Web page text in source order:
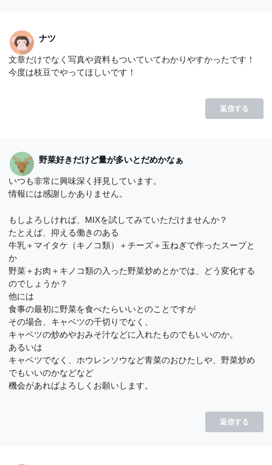
ナツ
文章だけでなく写真や資料もついていてわかりやすかったです！
今度は枝豆でやってほしいです！
返信する
野菜好きだけど量が多いとだめかなぁ
いつも非常に興味深く拝見しています。
情報には感謝しかありません。
もしよろしければ、MIXを試してみていただけませんか？
たとえば、抑える働きのある
牛乳＋マイタケ（キノコ類）＋チーズ＋玉ねぎで作ったスープと
か
野菜＋お肉＋キノコ類の入った野菜炒めとかでは、どう変化する
のでしょうか？
他には
食事の最初に野菜を食べたらいいとのことですが
その場合、キャベツの千切りでなく、
キャベツの炒めやおみそ汁などに入れたものでもいいのか。
あるいは
キャベツでなく、ホウレンソウなど青菜のおひたしや、野菜炒め
でもいいのかなどなど
機会があればよろしくお願いします。
返信する